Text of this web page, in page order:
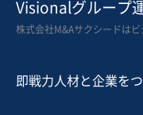
Visionalグループ
株式会社M&Aサクシードは
即戦力人材と企業を